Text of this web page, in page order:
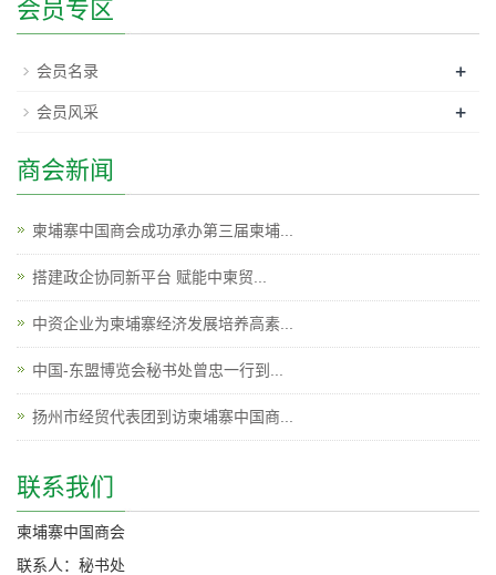
会员专区
会员名录 +
会员风采 +
商会新闻
柬埔寨中国商会成功承办第三届柬埔...
搭建政企协同新平台 赋能中柬贸...
中资企业为柬埔寨经济发展培养高素...
中国-东盟博览会秘书处曾忠一行到...
扬州市经贸代表团到访柬埔寨中国商...
联系我们
柬埔寨中国商会
联系人：秘书处